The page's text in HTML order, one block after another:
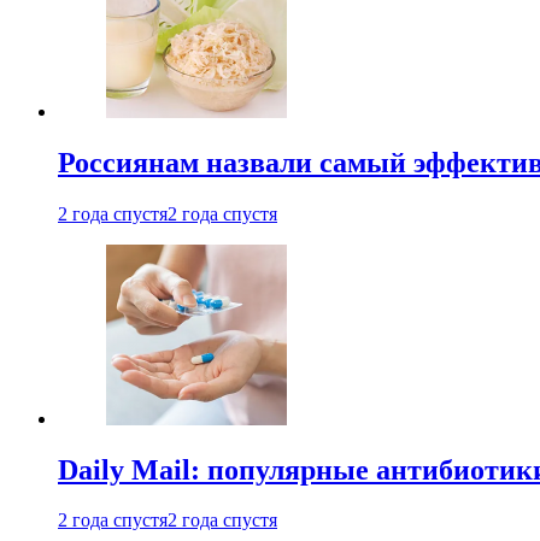
Россиянам назвали самый
2 года спустя2 года спустя
Daily Mail: популярные
2 года спустя2 года спустя